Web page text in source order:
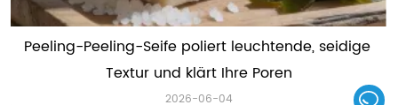
Peeling-Peeling-Seife poliert leuchtende, seidige
Textur und klärt Ihre Poren
2026-06-04